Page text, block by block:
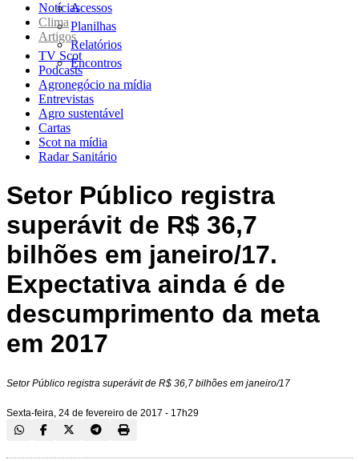
Acessos
Planilhas
Relatórios
Encontros
Notícias
Clima
Artigos
TV Scot
Podcasts
Agronegócio na mídia
Entrevistas
Agro sustentável
Cartas
Scot na mídia
Radar Sanitário
Setor Público registra
superávit de R$ 36,7
bilhões em janeiro/17.
Expectativa ainda é de
descumprimento da meta
em 2017
Setor Público registra superávit de R$ 36,7 bilhões em janeiro/17
Sexta-feira, 24 de fevereiro de 2017 - 17h29